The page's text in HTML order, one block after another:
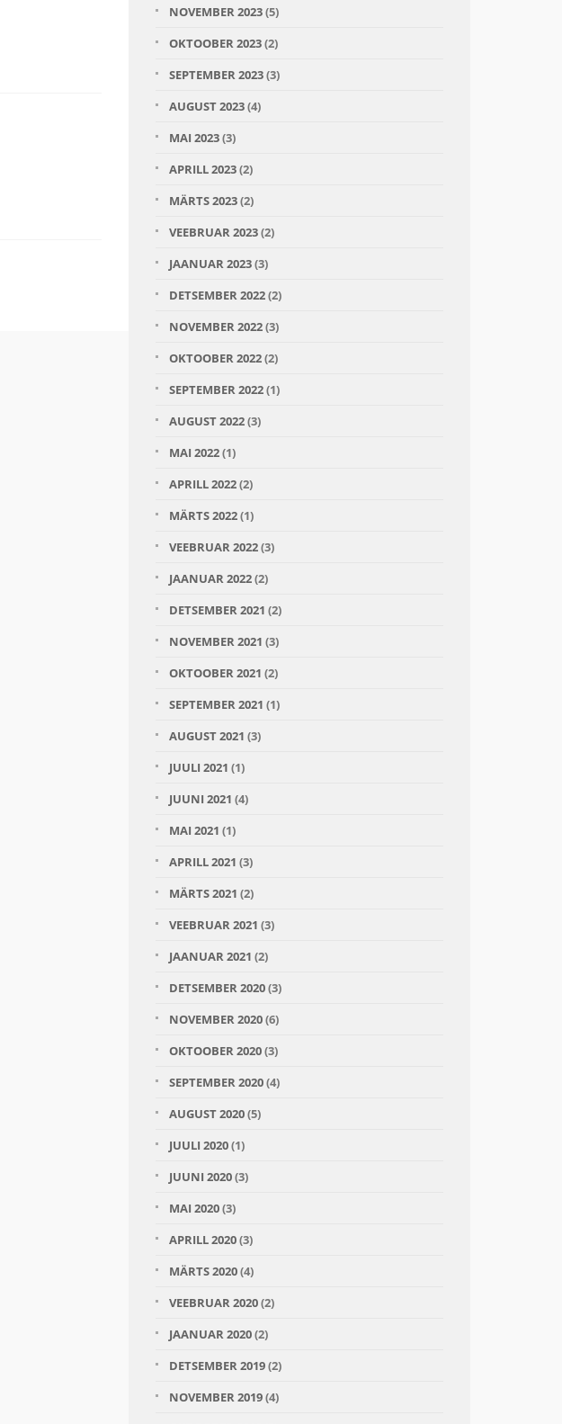
NOVEMBER 2023(5)
OKTOOBER 2023(2)
SEPTEMBER 2023(3)
AUGUST 2023(4)
MAI 2023(3)
APRILL 2023(2)
MÄRTS 2023(2)
VEEBRUAR 2023(2)
JAANUAR 2023(3)
DETSEMBER 2022(2)
NOVEMBER 2022(3)
OKTOOBER 2022(2)
SEPTEMBER 2022(1)
AUGUST 2022(3)
MAI 2022(1)
APRILL 2022(2)
MÄRTS 2022(1)
VEEBRUAR 2022(3)
JAANUAR 2022(2)
DETSEMBER 2021 (2)
NOVEMBER 2021 (3)
OKTOOBER 2021 (2)
SEPTEMBER 2021 (1)
AUGUST 2021 (3)
JUULI 2021 (1)
JUUNI 2021 (4)
MAI 2021 (1)
APRILL 2021 (3)
MÄRTS 2021 (2)
VEEBRUAR 2021 (3)
JAANUAR 2021 (2)
DETSEMBER 2020(3)
NOVEMBER 2020(6)
OKTOOBER 2020(3)
SEPTEMBER 2020(4)
AUGUST 2020(5)
JUULI 2020(1)
JUUNI 2020(3)
MAI 2020(3)
APRILL 2020(3)
MÄRTS 2020(4)
VEEBRUAR 2020(2)
JAANUAR 2020(2)
DETSEMBER 2019(2)
NOVEMBER 2019(4)